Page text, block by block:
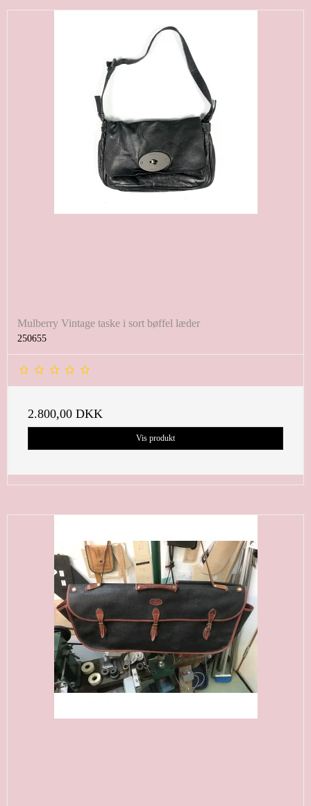
Mulberry Vintage taske i sort bøffel læder
250655
2.800,00 DKK
Vis produkt